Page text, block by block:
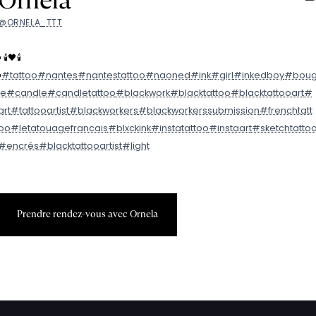
🕯️🖤🕯️
#tattoo#nantes#nantestattoo#naoned#ink#girl#inkedboy
#candle#candletattoo#blackwork#blacktattoo#blacktattooart#
#tattooartist#blackworkers#blackworkerssubmission#frenchtatt
#letatouagefrancais#blxckink#instatattoo#instaart
#blacktattooartist#light
Prendre rendez-vous avec Ornela